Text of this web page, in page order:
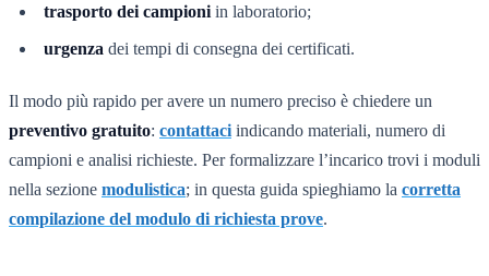
trasporto dei campioni in laboratorio;
urgenza dei tempi di consegna dei certificati.
Il modo più rapido per avere un numero preciso è chiedere un
preventivo gratuito: contattaci indicando materiali, numero di
campioni e analisi richieste. Per formalizzare l’incarico trovi i moduli
nella sezione modulistica; in questa guida spieghiamo la corretta
compilazione del modulo di richiesta prove.